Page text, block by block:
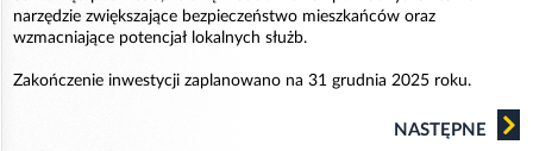
narzędzie zwiększające bezpieczeństwo mieszkańców oraz
wzmacniające potencjał lokalnych służb.
Zakończenie inwestycji zaplanowano na 31 grudnia 2025 roku.
NASTĘPNE